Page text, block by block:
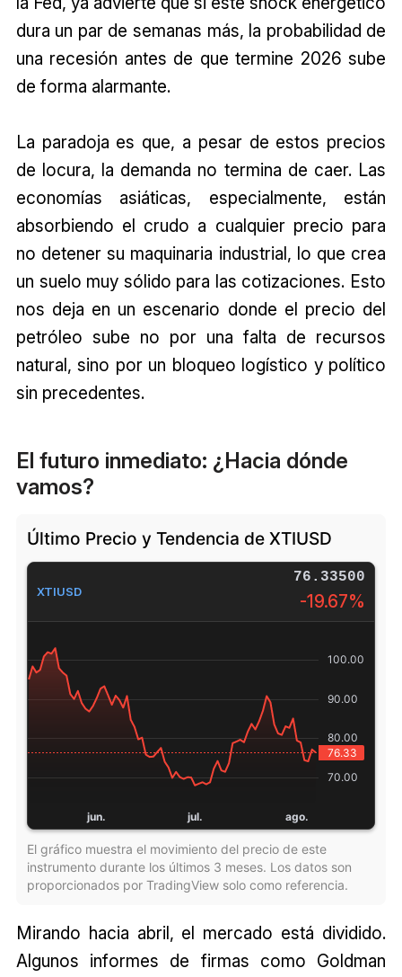
dura un par de semanas más, la probabilidad de
una recesión antes de que termine 2026 sube
de forma alarmante.
La paradoja es que, a pesar de estos precios
de locura, la demanda no termina de caer. Las
economías asiáticas, especialmente, están
absorbiendo el crudo a cualquier precio para
no detener su maquinaria industrial, lo que crea
un suelo muy sólido para las cotizaciones. Esto
nos deja en un escenario donde el precio del
petróleo sube no por una falta de recursos
natural, sino por un bloqueo logístico y político
sin precedentes.
El futuro inmediato: ¿Hacia dónde
vamos?
Último Precio y Tendencia de XTIUSD
XTIUSD
76.33500
-19.67%
El gráfico muestra el movimiento del precio de este
instrumento durante los últimos 3 meses. Los datos son
proporcionados por TradingView solo como referencia.
Mirando hacia abril, el mercado está dividido.
Algunos informes de firmas como Goldman